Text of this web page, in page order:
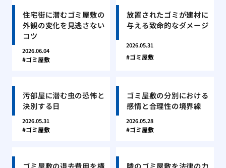
住宅街に潜むゴミ屋敷の
外観の変化を見逃さない
コツ
2026.06.04
ゴミ屋敷
放置されたゴミが建材に
与える致命的なダメージ
2026.05.31
ゴミ屋敷
汚部屋に潜む虫の恐怖と
決別する日
2026.05.31
ゴミ屋敷
ゴミ屋敷の分別における
感情と合理性の境界線
2026.05.28
ゴミ屋敷
ゴミ屋敷の退去費用を構
隣のゴミ屋敷を法律の力